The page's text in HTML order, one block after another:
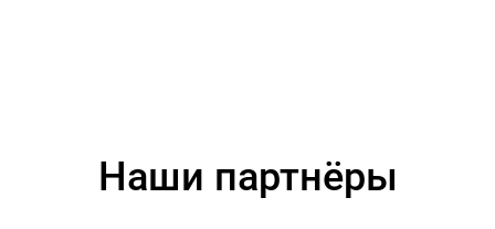
Наши партнёры